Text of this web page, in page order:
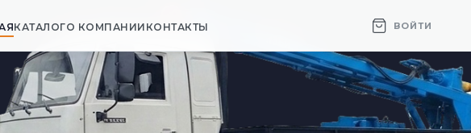
КАТАЛОГО КОМПАНИИ КОНТАКТЫ ВОЙТИ